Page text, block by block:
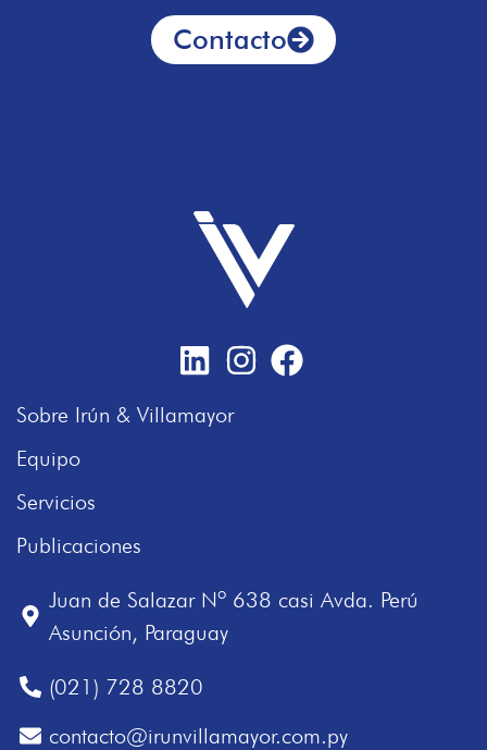
Contacto
Sobre Irún & Villamayor
Equipo
Servicios
Publicaciones
Juan de Salazar Nº 638 casi Avda. Perú
Asunción, Paraguay
(021) 728 8820
contacto@irunvillamayor.com.py